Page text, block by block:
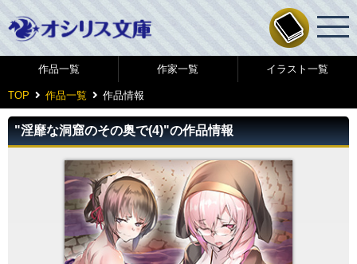
作品一覧 作家一覧 イラスト一覧
TOP 作品一覧 作品情報
"淫靡な洞窟のその奥で(4)"の作品情報